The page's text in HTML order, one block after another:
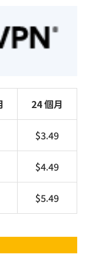
24 個月
$3.49
$4.49
$5.49